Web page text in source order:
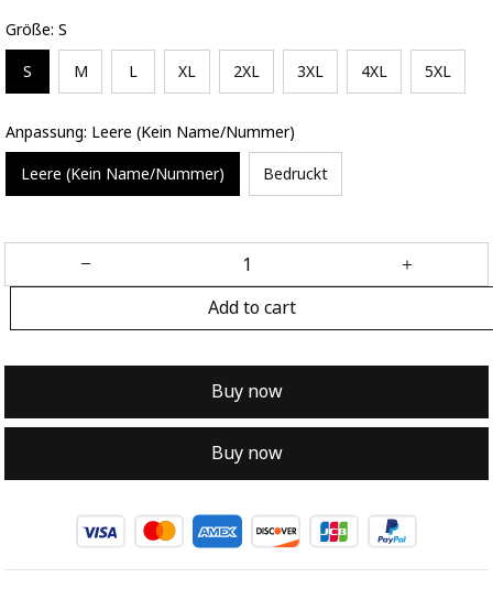
Größe: S
S M L XL 2XL 3XL 4XL 5XL
Anpassung: Leere (Kein Name/Nummer)
Leere (Kein Name/Nummer) Bedruckt
Add to cart
Buy now
Buy now